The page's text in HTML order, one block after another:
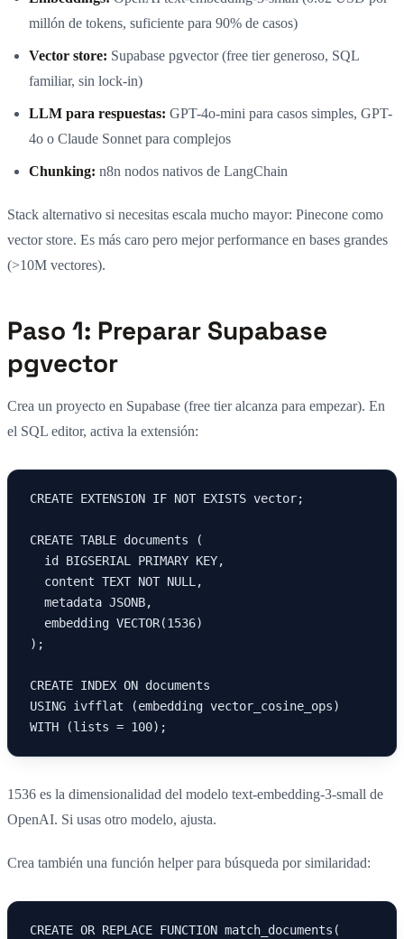
millón de tokens, suficiente para 90% de casos)
Vector store: Supabase pgvector (free tier generoso, SQL
familiar, sin lock-in)
LLM para respuestas: GPT-4o-mini para casos simples, GPT-
4o o Claude Sonnet para complejos
Chunking: n8n nodos nativos de LangChain
Stack alternativo si necesitas escala mucho mayor: Pinecone como
vector store. Es más caro pero mejor performance en bases grandes
(>10M vectores).
Paso 1: Preparar Supabase
pgvector
Crea un proyecto en Supabase (free tier alcanza para empezar). En
el SQL editor, activa la extensión:
CREATE EXTENSION IF NOT EXISTS vector;
CREATE TABLE documents (
  id BIGSERIAL PRIMARY KEY,
  content TEXT NOT NULL,
  metadata JSONB,
  embedding VECTOR(1536)
);
CREATE INDEX ON documents
USING ivfflat (embedding vector_cosine_ops)
WITH (lists = 100);
1536 es la dimensionalidad del modelo text-embedding-3-small de
OpenAI. Si usas otro modelo, ajusta.
Crea también una función helper para búsqueda por similaridad:
CREATE OR REPLACE FUNCTION match_documents(